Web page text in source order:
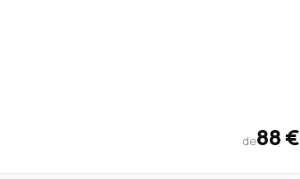
de88 €